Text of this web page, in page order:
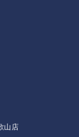
山店